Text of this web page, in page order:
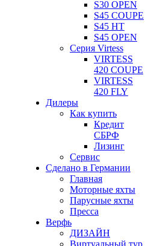
S30 OPEN
S45 COUPE
S45 HT
S45 OPEN
Серия Virtess
VIRTESS
420 COUPE
VIRTESS
420 FLY
Дилеры
Как купить
Кредит
СБРФ
Лизинг
Сервис
Сделано в Германии
Главная
Моторные яхты
Парусные яхты
Пресса
Верфь
ДИЗАЙН
Виртуальный тур